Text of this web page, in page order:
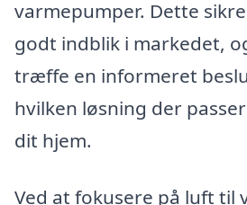
varmepumper. Dette
godt indblik i markedet,
træffe en informeret
hvilken løsning der
dit hjem.
Ved at fokusere på luft til